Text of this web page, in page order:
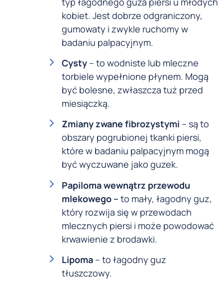
kobiet. Jest dobrze odgraniczony,
gumowaty i zwykle ruchomy w
badaniu palpacyjnym.
Cysty – to wodniste lub mleczne
torbiele wypełnione płynem. Mogą
być bolesne, zwłaszcza tuż przed
miesiączką.
Zmiany zwane fibrozystymi – są to
obszary pogrubionej tkanki piersi,
które w badaniu palpacyjnym mogą
być wyczuwane jako guzek.
Papiloma wewnątrz przewodu
mlekowego – to mały, łagodny guz,
który rozwija się w przewodach
mlecznych piersi i może powodować
krwawienie z brodawki.
Lipoma – to łagodny guz
tłuszczowy.